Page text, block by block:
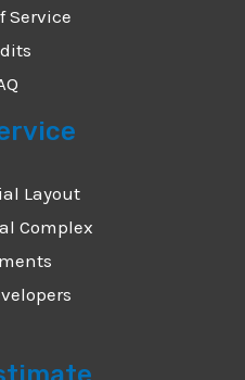
Service
Layout
Complex